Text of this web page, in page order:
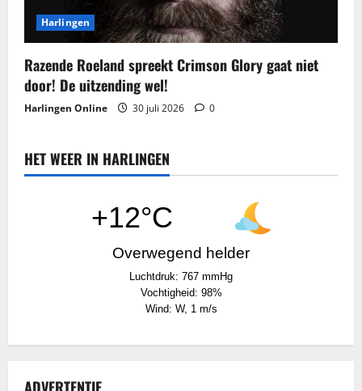
Harlingen
Razende Roeland spreekt Crimson Glory gaat niet
door! De uitzending wel!
Harlingen Online 30 juli 2026 0
HET WEER IN HARLINGEN
+12°C
Overwegend helder
Luchtdruk: 767 mmHg
Vochtigheid: 98%
Wind: W, 1 m/s
ADVERTENTIE